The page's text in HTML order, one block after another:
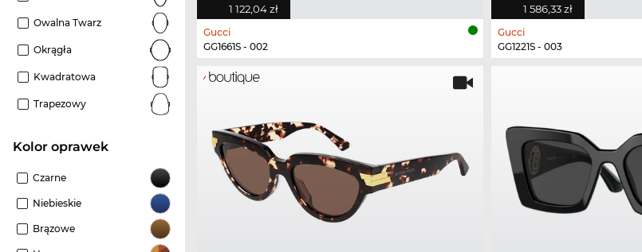
Owalna Twarz
Okrągła
Kwadratowa
Trapezowy
kolor oprawek
Czarne
Niebieskie
Brązowe
1 122,04 zł
Gucci
GG1661S - 002
1 586,33 zł
Gucci
GG1221S - 003